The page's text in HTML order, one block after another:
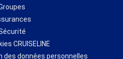
CRUISELINE
des données personnelles